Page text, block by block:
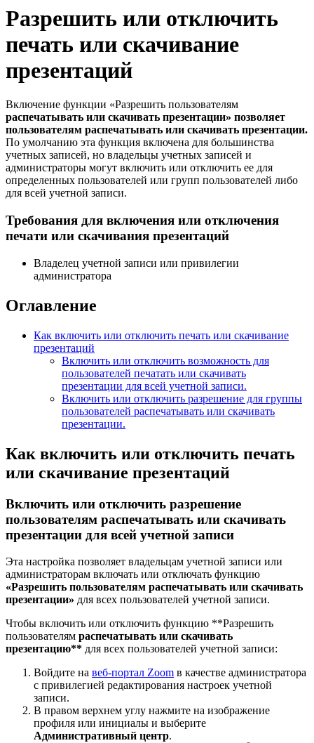
Разрешить или отключить
печать или скачивание
презентаций
Включение функции «Разрешить пользователям
распечатывать или скачивать презентации» позволяет
пользователям распечатывать или скачивать презентации.
По умолчанию эта функция включена для большинства
учетных записей, но владельцы учетных записей и
администраторы могут включить или отключить ее для
определенных пользователей или групп пользователей либо
для всей учетной записи.
Требования для включения или отключения
печати или скачивания презентаций
Владелец учетной записи или привилегии
администратора
Оглавление
Как включить или отключить печать или скачивание
презентаций
Включить или отключить возможность для
пользователей печатать или скачивать
презентации для всей учетной записи.
Включить или отключить разрешение для группы
пользователей распечатывать или скачивать
презентации.
Как включить или отключить печать
или скачивание презентаций
Включить или отключить разрешение
пользователям распечатывать или скачивать
презентации для всей учетной записи
Эта настройка позволяет владельцам учетной записи или
администраторам включать или отключать функцию
«Разрешить пользователям распечатывать или скачивать
презентации» для всех пользователей учетной записи.
Чтобы включить или отключить функцию **Разрешить
пользователям распечатывать или скачивать
презентацию** для всех пользователей учетной записи:
Войдите на веб-портал Zoom в качестве администратора
с привилегией редактирования настроек учетной
записи.
В правом верхнем углу нажмите на изображение
профиля или инициалы и выберите
Административный центр.